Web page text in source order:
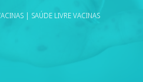
| SAÚDE LIVRE VACINAS